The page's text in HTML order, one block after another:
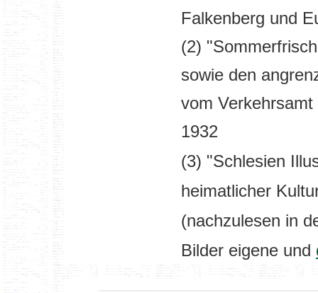
Falkenberg und
(2)
sowie den
vom
1932
(3) "Schlesien
heimatlicher
(nachzulesen in
Bilder eigene und